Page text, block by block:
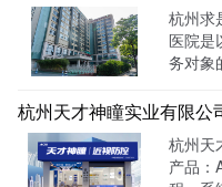
网全网
杭州求
医院是
务对象
院已开
市医保
女统筹
级数字
杭州天才神瞳实业有限公
杭州天
产品：